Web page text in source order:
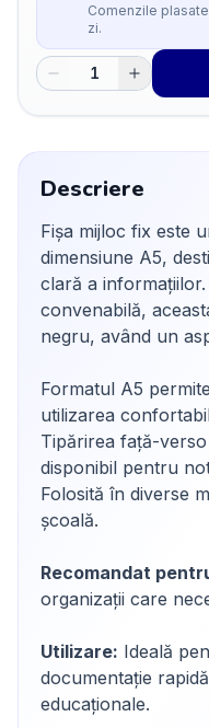
Comenzile
zi.
Descriere
Fișa mijloc fix este
dimensiune A5,
clară a
convenabilă,
negru, având un
Formatul A5
utilizarea
Tipărirea față-
disponibil pentru
Folosită în diverse
școală.
Recomandat
organizații care
Utilizare: Ideală
documentație
educaționale.